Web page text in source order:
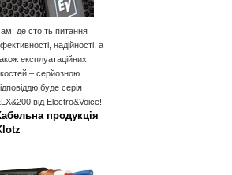
де стоїть питання
надійності, а
експлуатаційних
– серйозною
буде серія
від Electro&Voice!
продукція